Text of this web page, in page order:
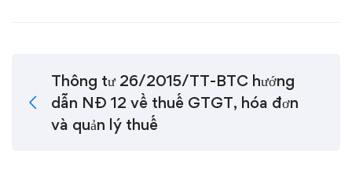
Thông tư 26/2015/TT-BTC hướng
dẫn NĐ 12 về thuế GTGT, hóa đơn
và quản lý thuế